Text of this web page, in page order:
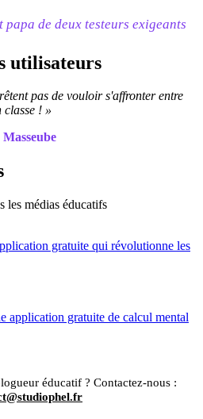
de deux testeurs exigeants
utilisateurs
pas de vouloir s'affronter entre
classe ! »
les médias éducatifs
gratuite qui révolutionne les
application gratuite de calcul mental
éducatif ? Contactez-nous :